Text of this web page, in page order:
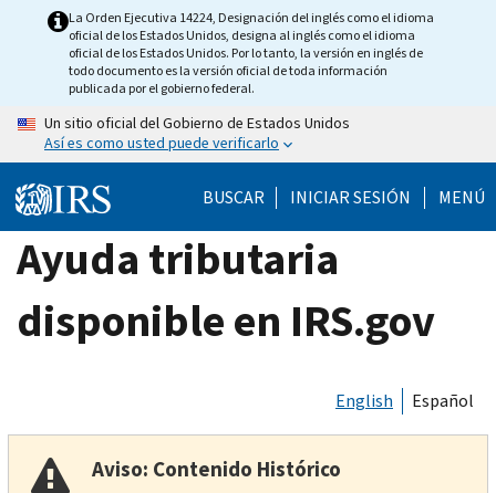
La Orden Ejecutiva 14224, Designación del inglés como el idioma
oficial de los Estados Unidos, designa al inglés como el idioma
oficial de los Estados Unidos. Por lo tanto, la versión en inglés de
todo documento es la versión oficial de toda información
publicada por el gobierno federal.
Un sitio oficial del Gobierno de Estados Unidos
Así es como usted puede verificarlo
BUSCAR INICIAR SESIÓN MENÚ
Ayuda tributaria
disponible en IRS.gov
English Español
Aviso: Contenido Histórico